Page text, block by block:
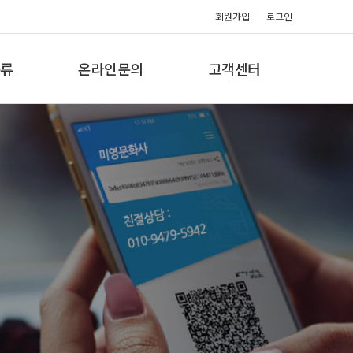
회원가입 로그인
온라인문의
견적문의
고객센터
공지사항
갤러리